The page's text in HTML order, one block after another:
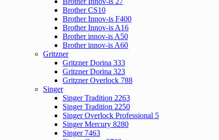
Brother CS10
Brother Innov-is F400
Brother Innov-is A16
Brother innov-is A50
Brother innov-is A60
Gritzner
Gritzner Dorina 333
Gritzner Dorina 323
Gritzner Overlock 788
Singer
Singer Tradition 2263
Singer Tradition 2250
Singer Overlock Professional 5
Singer Mercury 8280
Singer 7463